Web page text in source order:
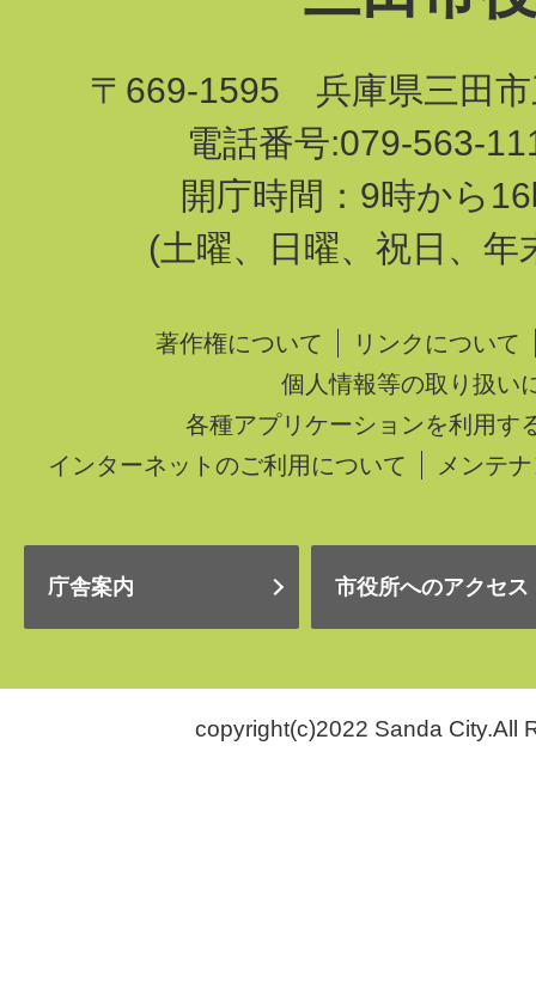
〒669-1595 兵庫県三田市
電話番号:079-563-
開庁時間：9時から
(土曜、日曜、祝日、年
著作権について
リンクについて
個人情報等の取り扱い
各種アプリケーションを利用す
インターネットのご利用について
メンテ
庁舎案内 市役所へのアクセス
copyright(c)2022 Sanda City.All